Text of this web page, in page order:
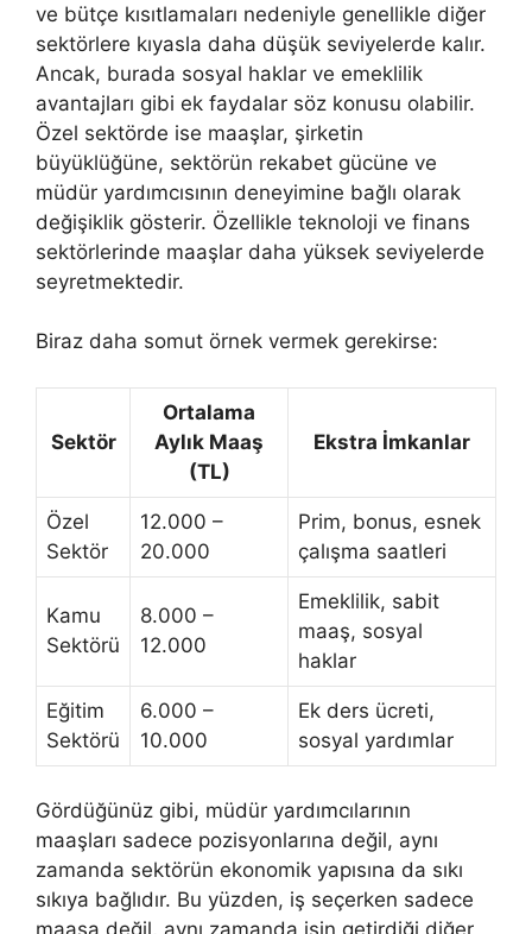
ve bütçe kısıtlamaları nedeniyle genellikle diğer
sektörlere kıyasla daha düşük seviyelerde kalır.
Ancak, burada sosyal haklar ve emeklilik
avantajları gibi ek faydalar söz konusu olabilir.
Özel sektörde ise maaşlar, şirketin
büyüklüğüne, sektörün rekabet gücüne ve
müdür yardımcısının deneyimine bağlı olarak
değişiklik gösterir. Özellikle teknoloji ve finans
sektörlerinde maaşlar daha yüksek seviyelerde
seyretmektedir.
Biraz daha somut örnek vermek gerekirse:
Sektör
Ortalama
Aylık Maaş
(TL)
Ekstra İmkanlar
Özel
Sektör
12.000 –
20.000
Prim, bonus, esnek
çalışma saatleri
Kamu
Sektörü
8.000 –
12.000
Emeklilik, sabit
maaş, sosyal
haklar
Eğitim
Sektörü
6.000 –
10.000
Ek ders ücreti,
sosyal yardımlar
Gördüğünüz gibi, müdür yardımcılarının
maaşları sadece pozisyonlarına değil, aynı
zamanda sektörün ekonomik yapısına da sıkı
sıkıya bağlıdır. Bu yüzden, iş seçerken sadece
maaşa değil, aynı zamanda işin getirdiği diğer